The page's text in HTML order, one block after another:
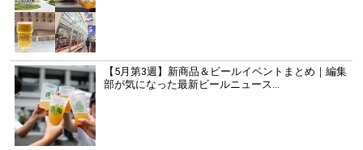
【5月第3週】新商品＆ビールイベントまとめ｜編集
部が気になった最新ビールニュース...